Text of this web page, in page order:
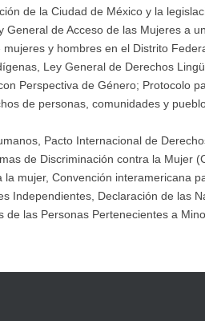
de la Ciudad de México y la
de Acceso de las Mujeres a
y hombres en el Distrito
Ley General de Derechos
Perspectiva de Género; Protocolo
de personas, comunidades y
Pacto Internacional de
de Discriminación contra la Mujer
mujer, Convención interamericana
Independientes, Declaración de las
las Personas Pertenecientes a